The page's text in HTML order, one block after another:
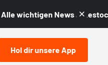
Alle wichtigen News &
Hol dir unsere App